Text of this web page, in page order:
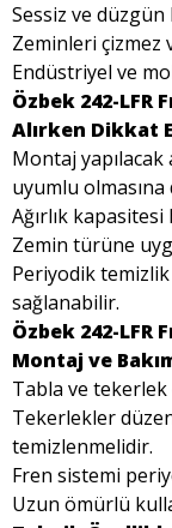
Sessiz ve
Zeminleri çizmez
Endüstriyel ve
Özbek 242-LFR
Alırken Dikkat
Montaj
uyumlu
Ağırlık
Zemin türüne
Periyodik
sağlanabilir.
Özbek 242-LFR
Montaj ve
Tabla ve
Tekerlekler
temizlenmelidir.
Fren sistemi
Uzun ömürlü